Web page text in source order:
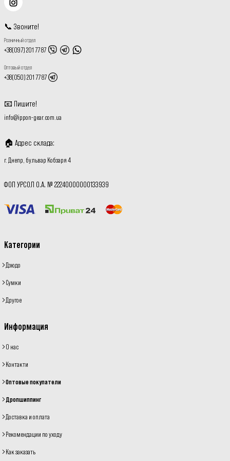
📞 Звоните!
Розничный отдел
+38(097) 201 77 87
Оптовый отдел
+38(050) 201 77 87
📧 Пишите!
info@ippon-gear.com.ua
🏠 Адрес склада:
г. Днепр, бульвар Кобзаря 4
ФОП УРСОЛ О.А. № 22240000000133939
Категории
Дзюдо
Сумки
Другое
Информация
О нас
Контакти
Оптовые покупатели
Дропшиппинг
Доставка и оплата
Рекомендации по уходу
Как заказать